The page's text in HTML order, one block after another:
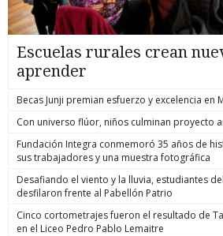
Escuelas rurales crean
aprender
Becas Junji premian esfuerzo y excelencia en
Con universo flúor, niños culminan proyecto
Fundación Integra conmemoró 35 años de
sus trabajadores y una muestra fotográfica
Desafiando el viento y la lluvia, estudiantes
desfilaron frente al Pabellón Patrio
Cinco cortometrajes fueron el resultado de
en el Liceo Pedro Pablo Lemaitre